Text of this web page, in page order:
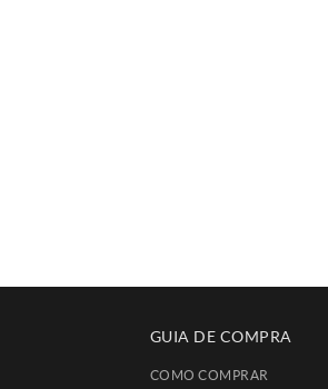
GUIA DE COMPRA
COMO COMPRAR